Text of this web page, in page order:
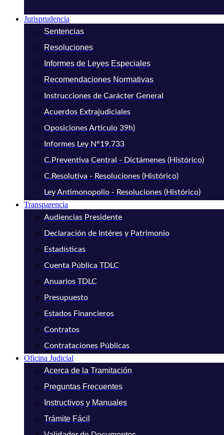
Jurisprudencia
Sentencias
Resoluciones
Informes de Leyes Especiales
Recomendaciones Normativas
Instrucciones de Carácter General
Acuerdos Extrajudiciales
Oposiciones Artículo 39h)
Informes Ley N°19.733
C.Preventiva Central - Dictámenes (Histórico)
C.Resolutiva - Resoluciones (Histórico)
Ley Antimonopolio - Resoluciones (Histórico)
Transparencia
Audiencias Presidente
Declaración de Intéres y Patrimonio
Estadísticas
Cuenta Pública TDLC
Anuarios TDLC
Presupuesto
Estados Financieros
Contratos
Contrataciones Públicas
Oficina Judicial
Acerca de la Tramitación
Preguntas Frecuentes
Instructivos y Manuales
Trámite Fácil